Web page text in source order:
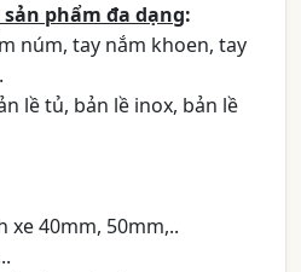
phẩm đa dạng:
núm, tay nắm khoen, tay
lề tủ, bản lề inox, bản lề
xe 40mm, 50mm,..